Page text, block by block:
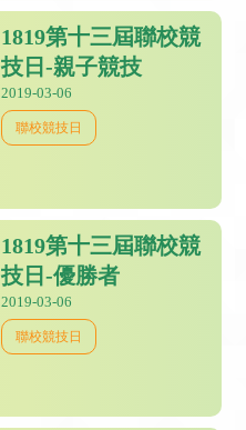
1819第十三屆聯校競
技日-親子競技
2019-03-06
聯校競技日
1819第十三屆聯校競
技日-優勝者
2019-03-06
聯校競技日